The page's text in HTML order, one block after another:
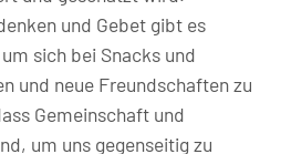
und Gebet gibt es
sich bei Snacks und
und neue Freundschaften zu
Gemeinschaft und
um uns gegenseitig zu